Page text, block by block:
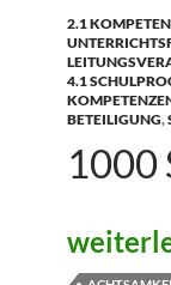
2.1
4.1
BETEILIGUNG,
1000
1000